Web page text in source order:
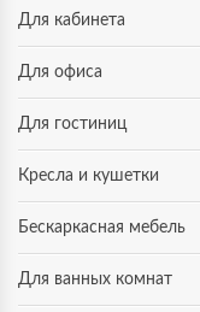
Для кабинета
Для офиса
Для гостиниц
Кресла и кушетки
Бескаркасная мебель
Для ванных комнат